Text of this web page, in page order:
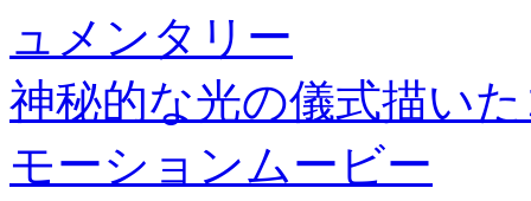
ュメンタリー
神秘的な光の儀式描い
モーションムービー